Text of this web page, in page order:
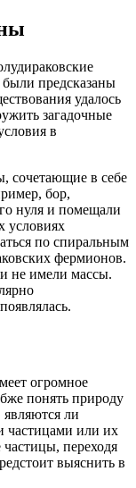
предсказаны
удалось
загадочные
в
сочетающие в себе
бор,
нуля и помещали
условиях
по спиральным
фермионов.
не имели массы.
огромное
понять природу
ли
частицами или их
переходя
выяснить в